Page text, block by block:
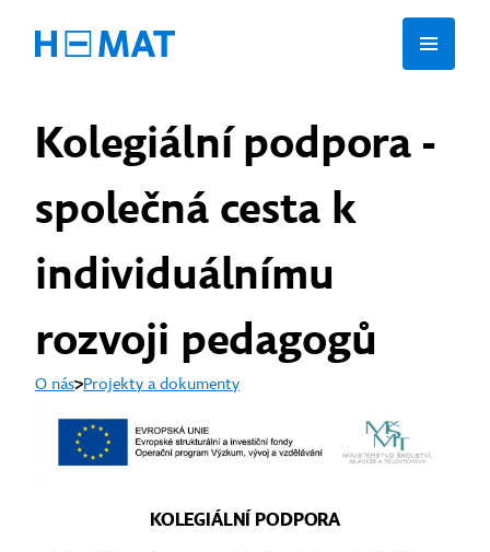
Kolegiální podpora -
společná cesta k
individuálnímu
rozvoji pedagogů
O nás Projekty a dokumenty
KOLEGIÁLNÍ PODPORA